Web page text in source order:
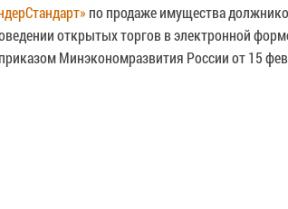
по продаже имущества
открытых торгов в электронной
Минэкономразвития России от 15